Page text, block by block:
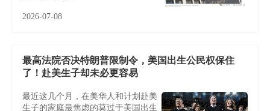
2026-07-08
最高法院否决特朗普限制令，美国出生公民权保住
了！赴美生子却未必更容易
最近这几个月，在美华人和计划赴美
生子的家庭最焦虑的莫过于美国出生